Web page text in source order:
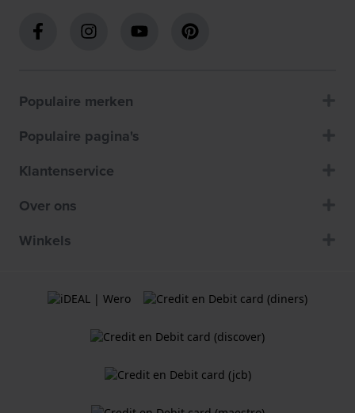
Populaire merken
Populaire pagina's
Klantenservice
Over ons
Winkels